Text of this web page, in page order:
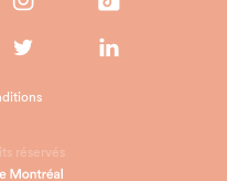
réservés